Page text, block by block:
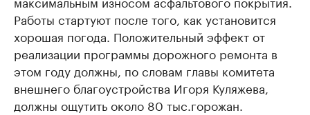
Работы стартуют после того, как установится
хорошая погода. Положительный эффект от
реализации программы дорожного ремонта в
этом году должны, по словам главы комитета
внешнего благоустройства Игоря Куляжева,
должны ощутить около 80 тыс.горожан.